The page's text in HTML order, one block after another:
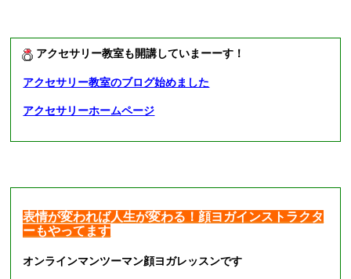
アクセサリー教室も開講していまーーす！
アクセサリー教室のブログ始めました
アクセサリーホームページ
表情が変われば人生が変わる！顔ヨガインストラクタ
ーもやってます
オンラインマンツーマン顔ヨガレッスンです